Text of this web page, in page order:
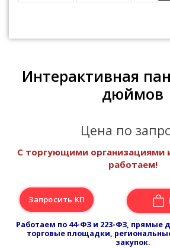
Интерактивная
дюймов
Цена по
С торгующими организациями
работаем!
Запросить КП
Работаем по 44-ФЗ и 223-ФЗ, прямые
торговые площадки,
закупок.